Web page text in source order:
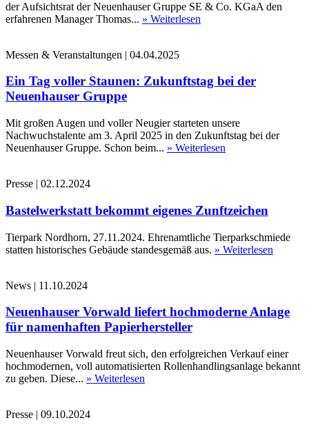
der Aufsichtsrat der Neuenhauser Gruppe SE & Co. KGaA den
erfahrenen Manager Thomas... » Weiterlesen
Messen & Veranstaltungen | 04.04.2025
Ein Tag voller Staunen: Zukunftstag bei der
Neuenhauser Gruppe
Mit großen Augen und voller Neugier starteten unsere
Nachwuchstalente am 3. April 2025 in den Zukunftstag bei der
Neuenhauser Gruppe. Schon beim... » Weiterlesen
Presse | 02.12.2024
Bastelwerkstatt bekommt eigenes Zunftzeichen
Tierpark Nordhorn, 27.11.2024. Ehrenamtliche Tierparkschmiede
statten historisches Gebäude standesgemäß aus. » Weiterlesen
News | 11.10.2024
Neuenhauser Vorwald liefert hochmoderne Anlage
für namenhaften Papierhersteller
Neuenhauser Vorwald freut sich, den erfolgreichen Verkauf einer
hochmodernen, voll automatisierten Rollenhandlingsanlage bekannt
zu geben. Diese... » Weiterlesen
Presse | 09.10.2024